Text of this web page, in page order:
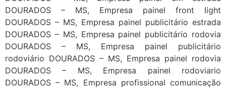
DOURADOS – MS, Empresa painel front light
DOURADOS – MS, Empresa painel publicitário estrada
DOURADOS – MS, Empresa painel publicitário rodovia
DOURADOS – MS, Empresa painel publicitário
rodoviário DOURADOS – MS, Empresa painel rodovia
DOURADOS – MS, Empresa painel rodoviario
DOURADOS – MS, Empresa profissional comunicação